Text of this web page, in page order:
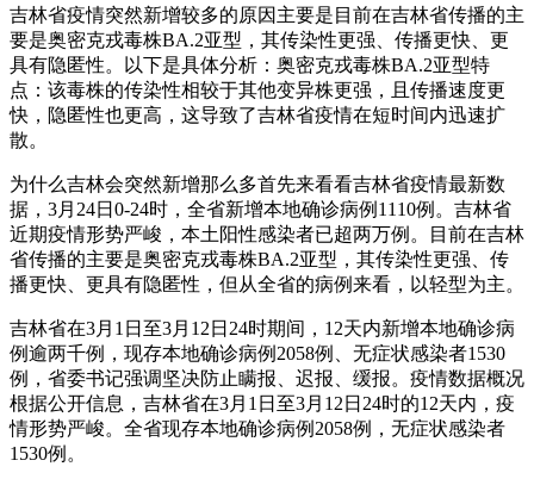
吉林省疫情突然新增较多的原因主要是目前在吉林省传播的主
要是奥密克戎毒株BA.2亚型，其传染性更强、传播更快、更
具有隐匿性。以下是具体分析：奥密克戎毒株BA.2亚型特
点：该毒株的传染性相较于其他变异株更强，且传播速度更
快，隐匿性也更高，这导致了吉林省疫情在短时间内迅速扩
散。
为什么吉林会突然新增那么多首先来看看吉林省疫情最新数
据，3月24日0-24时，全省新增本地确诊病例1110例。吉林省
近期疫情形势严峻，本土阳性感染者已超两万例。目前在吉林
省传播的主要是奥密克戎毒株BA.2亚型，其传染性更强、传
播更快、更具有隐匿性，但从全省的病例来看，以轻型为主。
吉林省在3月1日至3月12日24时期间，12天内新增本地确诊病
例逾两千例，现存本地确诊病例2058例、无症状感染者1530
例，省委书记强调坚决防止瞒报、迟报、缓报。疫情数据概况
根据公开信息，吉林省在3月1日至3月12日24时的12天内，疫
情形势严峻。全省现存本地确诊病例2058例，无症状感染者
1530例。